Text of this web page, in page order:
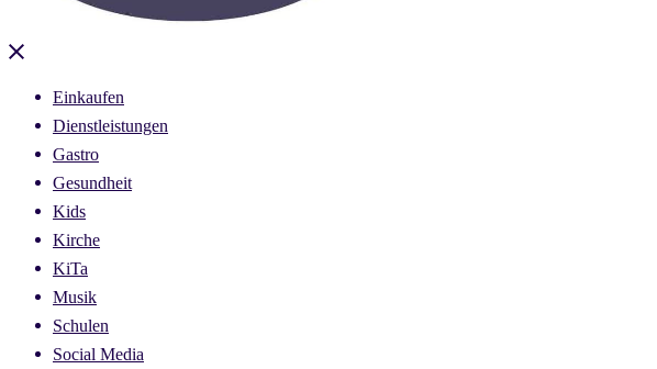
Close
Einkaufen
Dienstleistungen
Gastro
Gesundheit
Kids
Kirche
KiTa
Musik
Schulen
Social Media